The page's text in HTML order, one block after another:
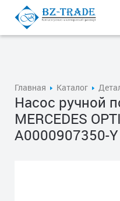
Главная Каталог
Насос ручной
MERCEDES
A0000907350-Y